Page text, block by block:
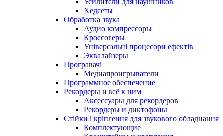
Усилители для наушников
Хедсеты
Обработка звука
Аудио компрессоры
Кроссоверы
Універсальні процесори ефектів
Эквалайзеры
Програвачі
Медиапроигрыватели
Программное обеспечение
Рекордеры и всё к ним
Аксессуары для рекордеров
Рекордеры и диктофоны
Стійки і кріплення для звукового обладнання
Комплектующие